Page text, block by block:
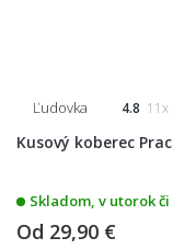
Ľudovka 4.8 11x
Kusový koberec
Skladom, v utorok
Od 29,90 €